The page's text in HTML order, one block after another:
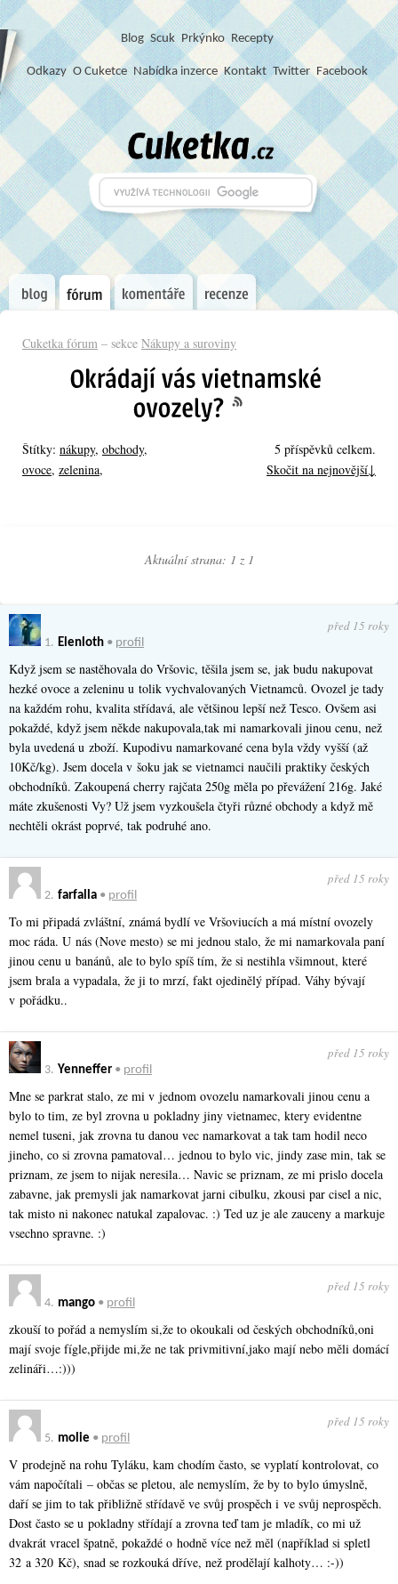
Blog Scuk Prkýnko Recepty
Odkazy O Cuketce Nabídka inzerce Kontakt Twitter Facebook
Cuketka fórum – sekce Nákupy a suroviny
Štítky: nákupy, obchody,
ovoce, zelenina,
5 příspěvků celkem.
Skočit na nejnovější↓
Aktuální strana: 1 z 1
1. Elenloth • profil
před 15 roky
Když jsem se nastěhovala do Vršovic, těšila jsem se, jak budu nakupovat
hezké ovoce a zeleninu u tolik vychvalovaných Vietnamců. Ovozel je tady
na každém rohu, kvalita střídavá, ale většinou lepší než Tesco. Ovšem asi
pokaždé, když jsem někde nakupovala,tak mi namarkovali jinou cenu, než
byla uvedená u zboží. Kupodivu namarkované cena byla vždy vyšší (až
10Kč/kg). Jsem docela v šoku jak se vietnamci naučili praktiky českých
obchodníků. Zakoupená cherry rajčata 250g měla po převážení 216g. Jaké
máte zkušenosti Vy? Už jsem vyzkoušela čtyři různé obchody a když mě
nechtěli okrást poprvé, tak podruhé ano.
2. farfalla • profil
před 15 roky
To mi připadá zvláštní, známá bydlí ve Vršoviucích a má místní ovozely
moc ráda. U nás (Nove mesto) se mi jednou stalo, že mi namarkovala paní
jinou cenu u banánů, ale to bylo spíš tím, že si nestihla všimnout, které
jsem brala a vypadala, že ji to mrzí, fakt ojedinělý případ. Váhy bývají
v pořádku..
3. Yenneffer • profil
před 15 roky
Mne se parkrat stalo, ze mi v jednom ovozelu namarkovali jinou cenu a
bylo to tim, ze byl zrovna u pokladny jiny vietnamec, ktery evidentne
nemel tuseni, jak zrovna tu danou vec namarkovat a tak tam hodil neco
jineho, co si zrovna pamatoval… jednou to bylo vic, jindy zase min, tak se
priznam, ze jsem to nijak neresila… Navic se priznam, ze mi prislo docela
zabavne, jak premysli jak namarkovat jarni cibulku, zkousi par cisel a nic,
tak misto ni nakonec natukal zapalovac. :) Ted uz je ale zauceny a markuje
vsechno spravne. :)
4. mango • profil
před 15 roky
zkouší to pořád a nemyslím si,že to okoukali od českých obchodníků,oni
mají svoje fígle,přijde mi,že ne tak privmitivní,jako mají nebo měli domácí
zelináři…:)))
5. molie • profil
před 15 roky
V prodejně na rohu Tyláku, kam chodím často, se vyplatí kontrolovat, co
vám napočítali – občas se pletou, ale nemyslím, že by to bylo úmyslně,
daří se jim to tak přibližně střídavě ve svůj prospěch i ve svůj neprospěch.
Dost často se u pokladny střídají a zrovna teď tam je mladík, co mi už
dvakrát vracel špatně, pokaždé o hodně více než měl (například si spletl
32 a 320 Kč), snad se rozkouká dříve, než prodělají kalhoty… :-))